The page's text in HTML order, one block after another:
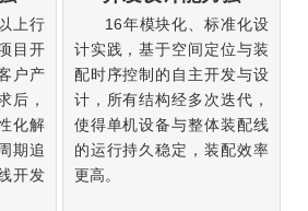
上行
目开
户产
后，
化解
期追
开发
16年模块化、标准化设
计实践，基于空间定位与装
配时序控制的自主开发与设
计，所有结构经多次迭代，
使得单机设备与整体装配线
的运行持久稳定，装配效率
更高。